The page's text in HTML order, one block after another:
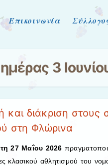
Επικοινωνία
3
και διάκριση
στη Φλώρινα
27 Μαΐου 2026
κλασικού αθλητισμού του